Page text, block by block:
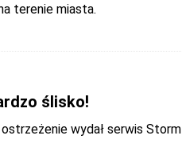
terenie miasta.
ślisko!
wydał serwis Storm